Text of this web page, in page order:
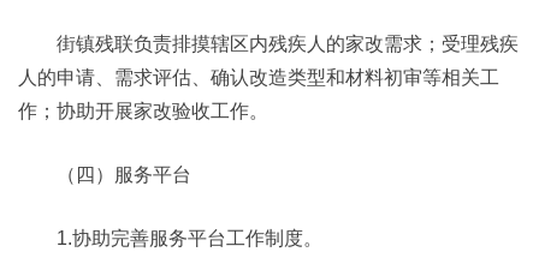
街镇残联负责排摸辖区内残疾人的家改需求；受理残疾
人的申请、需求评估、确认改造类型和材料初审等相关工
作；协助开展家改验收工作。
（四）服务平台
1.协助完善服务平台工作制度。